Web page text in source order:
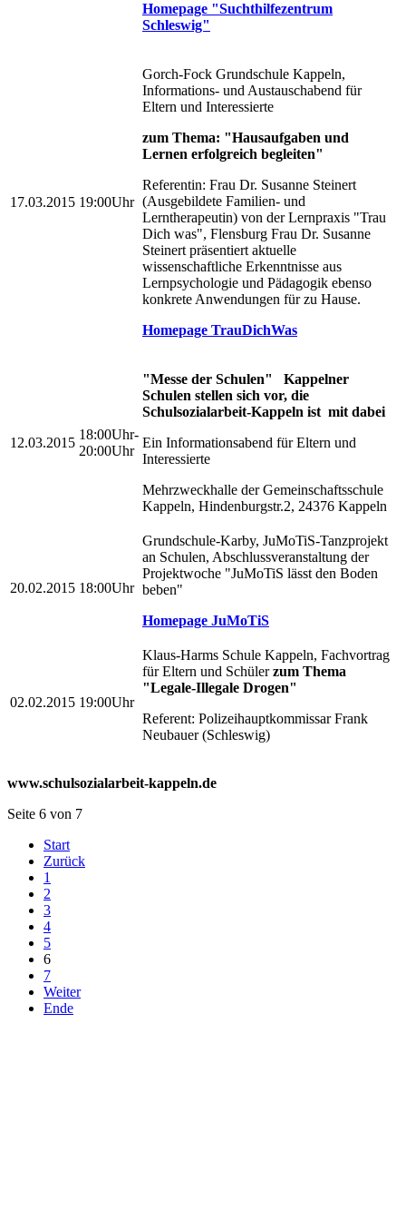
Homepage "Suchthilfezentrum
Schleswig"
17.03.2015 19:00Uhr
Gorch-Fock Grundschule Kappeln,
Informations- und Austauschabend für
Eltern und Interessierte
zum Thema: "Hausaufgaben und
Lernen erfolgreich begleiten"
Referentin: Frau Dr. Susanne Steinert
(Ausgebildete Familien- und
Lerntherapeutin) von der Lernpraxis "Trau
Dich was", Flensburg Frau Dr. Susanne
Steinert präsentiert aktuelle
wissenschaftliche Erkenntnisse aus
Lernpsychologie und Pädagogik ebenso
konkrete Anwendungen für zu Hause.
Homepage TrauDichWas
12.03.2015
18:00Uhr-
20:00Uhr
"Messe der Schulen" Kappelner
Schulen stellen sich vor, die
Schulsozialarbeit-Kappeln ist mit dabei
Ein Informationsabend für Eltern und
Interessierte
Mehrzweckhalle der Gemeinschaftsschule
Kappeln, Hindenburgstr.2, 24376 Kappeln
20.02.2015 18:00Uhr
Grundschule-Karby, JuMoTiS-Tanzprojekt
an Schulen, Abschlussveranstaltung der
Projektwoche "JuMoTiS lässt den Boden
beben"
Homepage JuMoTiS
02.02.2015 19:00Uhr
Klaus-Harms Schule Kappeln, Fachvortrag
für Eltern und Schülerzum Thema
"Legale-Illegale Drogen"
Referent: Polizeihauptkommissar Frank
Neubauer (Schleswig)
www.schulsozialarbeit-kappeln.de
Seite 6 von 7
Start
Zurück
1
2
3
4
5
6
7
Weiter
Ende